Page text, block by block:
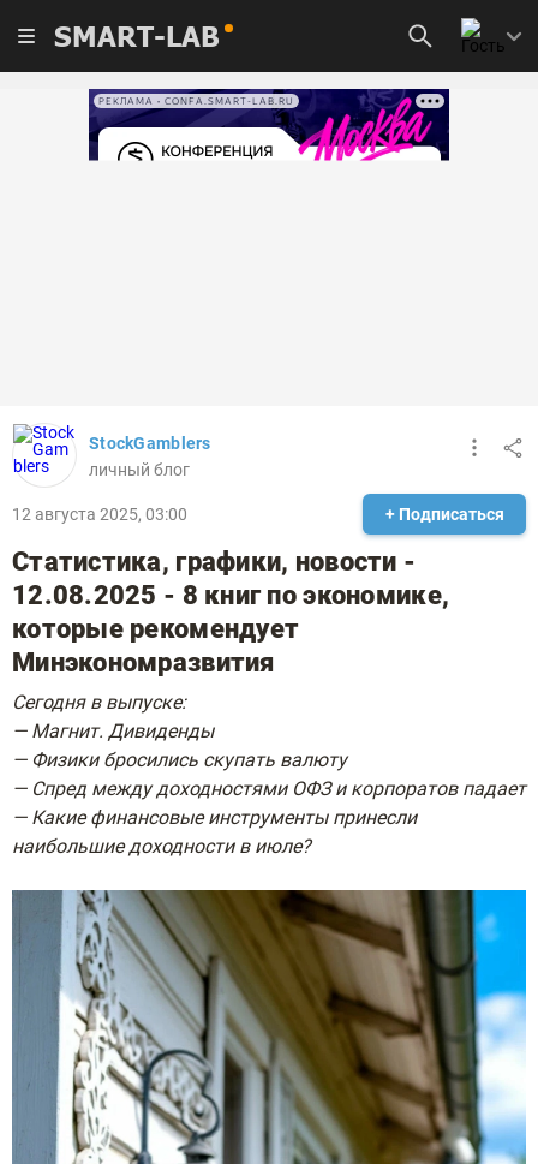
SMART-LAB
РЕКЛАМА • CONFA.SMART-LAB.RU
StockGamblers
личный блог
12 августа 2025, 03:00 + Подписаться
Статистика, графики, новости -
12.08.2025 - 8 книг по экономике,
которые рекомендует
Минэкономразвития
Сегодня в выпуске:
— Магнит. Дивиденды
— Физики бросились скупать валюту
— Спред между доходностями ОФЗ и корпоратов падает
— Какие финансовые инструменты принесли
наибольшие доходности в июле?